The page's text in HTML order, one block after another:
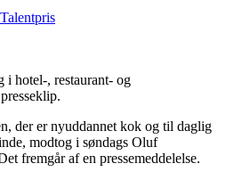
i hotel-, restaurant- og
der er nyuddannet kok og til daglig
modtog i søndags Oluf
fremgår af en pressemeddelelse.